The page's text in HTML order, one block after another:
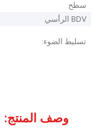
سطح
BDV الرأسي
تسليط الضوء:
وصف المنتج: